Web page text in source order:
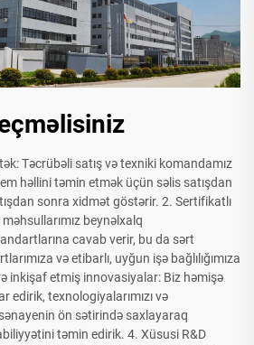
Təcrübəli satış və texniki komandamız
həllini təmin etmək üçün səlis satışdan
sonra xidmət göstərir. 2. Sertifikatlı
beynəlxalq
cavab verir, bu da sərt
və etibarlı, uyğun işə bağlılığımıza
inkişaf etmiş innovasiyalar: Biz həmişə
edirik, texnologiyalarımızı və
sənayenin ön sətirində saxlayaraq
təmin edirik. 4. Xüsusi R&D